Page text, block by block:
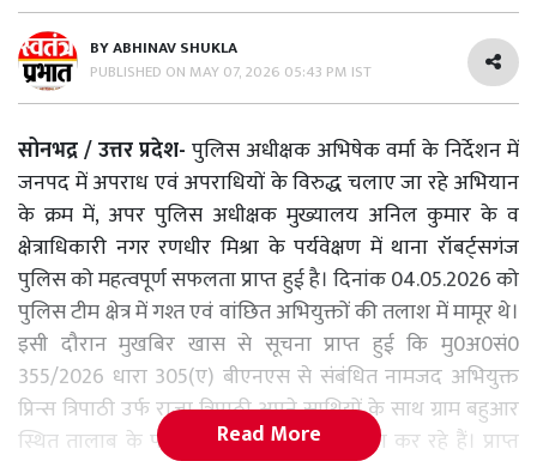
BYABHINAV SHUKLA
PUBLISHED ON MAY 07, 2026 05:43 PM IST
सोनभद्र / उत्तर प्रदेश- पुलिस अधीक्षक अभिषेक वर्मा के निर्देशन में
जनपद में अपराध एवं अपराधियों के विरुद्ध चलाए जा रहे अभियान
के क्रम में, अपर पुलिस अधीक्षक मुख्यालय अनिल कुमार के व
क्षेत्राधिकारी नगर रणधीर मिश्रा के पर्यवेक्षण में थाना रॉबर्ट्सगंज
पुलिस को महत्वपूर्ण सफलता प्राप्त हुई है। दिनांक 04.05.2026 को
पुलिस टीम क्षेत्र में गश्त एवं वांछित अभियुक्तों की तलाश में मामूर थे।
इसी दौरान मुखबिर खास से सूचना प्राप्त हुई कि मु0अ0सं0
355/2026 धारा 305(ए) बीएनएस से संबंधित नामजद अभियुक्त
प्रिन्स त्रिपाठी उर्फ राजा त्रिपाठी अपने साथियों के साथ ग्राम बहुआर
स्थित तालाब के पास चोरी के माल का बंटवारा कर रहे हैं। प्राप्त
Read More